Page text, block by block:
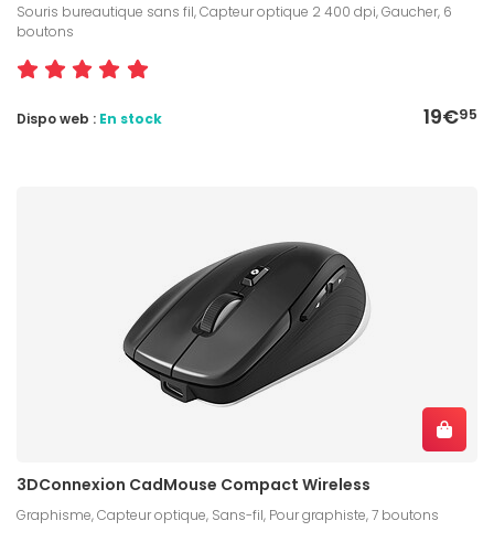
Souris bureautique sans fil, Capteur optique 2 400 dpi, Gaucher, 6
boutons
19€95
Dispo web : En stock
3DConnexion CadMouse Compact Wireless
Graphisme, Capteur optique, Sans-fil, Pour graphiste, 7 boutons